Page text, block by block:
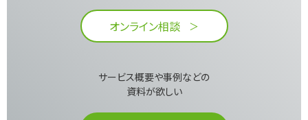
オンライン相談
サービス概要や事例などの
資料が欲しい​